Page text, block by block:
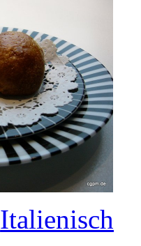
Italienisch